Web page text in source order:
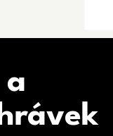
a